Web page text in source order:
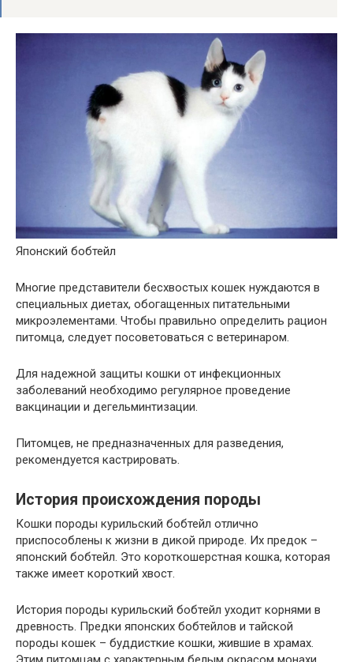
Японский бобтейл
Многие представители бесхвостых кошек нуждаются в
специальных диетах, обогащенных питательными
микроэлементами. Чтобы правильно определить рацион
питомца, следует посоветоваться с ветеринаром.
Для надежной защиты кошки от инфекционных
заболеваний необходимо регулярное проведение
вакцинации и дегельминтизации.
Питомцев, не предназначенных для разведения,
рекомендуется кастрировать.
История происхождения породы
Кошки породы курильский бобтейл отлично
приспособлены к жизни в дикой природе. Их предок –
японский бобтейл. Это короткошерстная кошка, которая
также имеет короткий хвост.
История породы курильский бобтейл уходит корнями в
древность. Предки японских бобтейлов и тайской
породы кошек – буддисткие кошки, жившие в храмах.